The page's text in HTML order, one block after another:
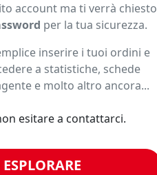
account ma ti verrà chiesto
per la tua sicurezza.
inserire i tuoi ordini e
a statistiche, schede
e molto altro ancora...
esitare a contattarci.